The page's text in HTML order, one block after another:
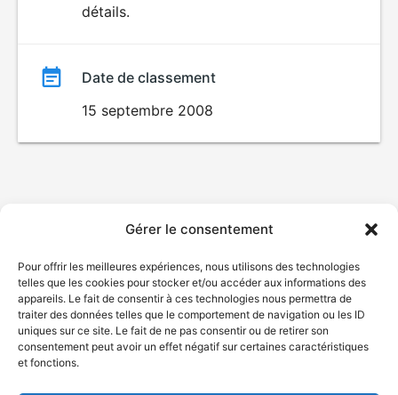
Gérer le consentement
Pour offrir les meilleures expériences, nous utilisons des technologies
telles que les cookies pour stocker et/ou accéder aux informations des
appareils. Le fait de consentir à ces technologies nous permettra de
traiter des données telles que le comportement de navigation ou les ID
uniques sur ce site. Le fait de ne pas consentir ou de retirer son
consentement peut avoir un effet négatif sur certaines caractéristiques
et fonctions.
détails.
Date de classement
15 septembre 2008